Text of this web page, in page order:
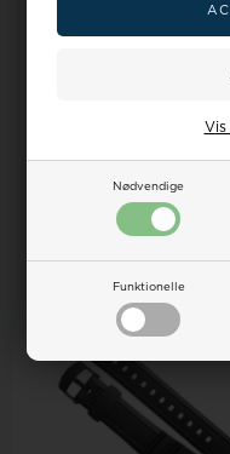
Nødvendige
Funktionelle
Vis
Casio original urrem til
300,00 263,00DKK